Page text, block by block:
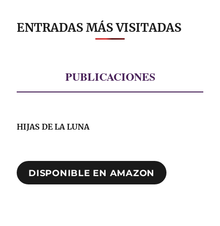
ENTRADAS MÁS VISITADAS
PUBLICACIONES
HIJAS DE LA LUNA
DISPONIBLE EN AMAZON